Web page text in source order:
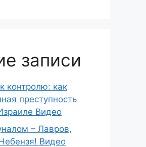
записи
контролю: как
преступность
Видео
– Лавров,
Видео